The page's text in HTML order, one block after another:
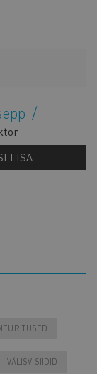
LISA
VÄLISVISIIDID